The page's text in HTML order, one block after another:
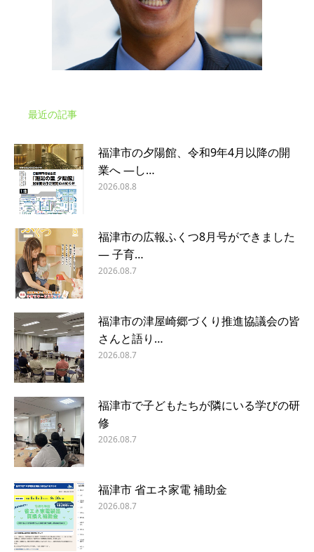
最近の記事
福津市の夕陽館、令和9年4月以降の開
業へ ―し…
2026.08.8
福津市の広報ふくつ8月号ができました
― 子育…
2026.08.7
福津市の津屋崎郷づくり推進協議会の皆
さんと語り…
2026.08.7
福津市で子どもたちが隣にいる学びの研
修
2026.08.7
福津市 省エネ家電 補助金
2026.08.7